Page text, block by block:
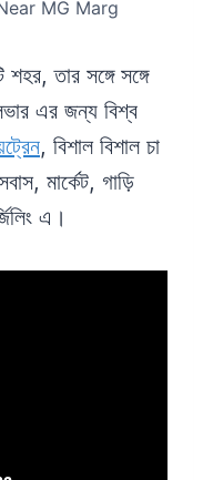
MG Marg
তার সঙ্গে সঙ্গে
এর জন্য বিশ্ব
, বিশাল বিশাল চা
মার্কেট, গাড়ি
এ।